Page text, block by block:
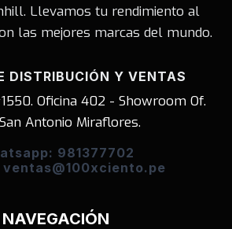
Llevamos tu rendimiento al
las mejores marcas del mundo.
DISTRIBUCIÓN Y VENTAS
Oficina 402 - Showroom Of.
Antonio Miraflores.
981377702
NAVEGACIÓN